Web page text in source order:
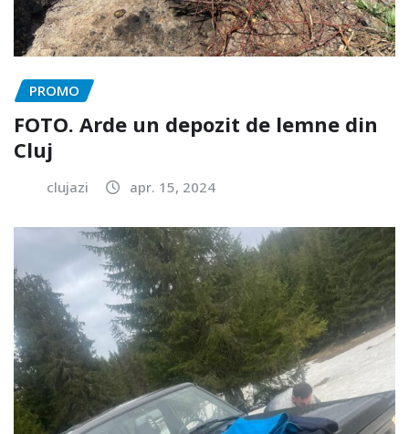
PROMO
FOTO. Arde un depozit de lemne din
Cluj
clujazi apr. 15, 2024